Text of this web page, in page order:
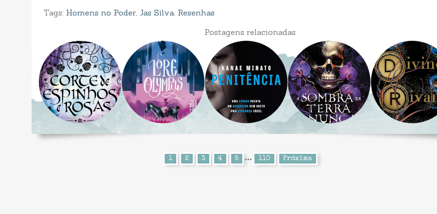
Tags: Homens no Poder, Jas Silva, Resenhas
Postagens relacionadas
1 2 3 4 5 ... 110 Próxima